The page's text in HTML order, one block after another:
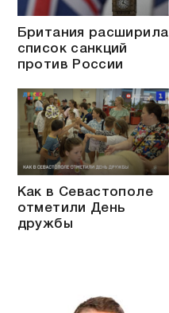
Британия расширила
список санкций
против России
Как в Севастополе
отметили День
дружбы